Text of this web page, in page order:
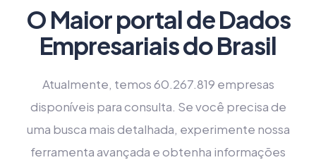
O Maior portal de Dados
Empresariais do Brasil
Atualmente, temos 60.267.819 empresas
disponíveis para consulta. Se você precisa de
uma busca mais detalhada, experimente nossa
ferramenta avançada e obtenha informações